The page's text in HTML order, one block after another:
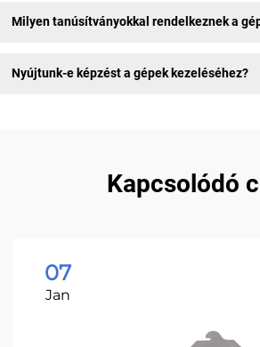
Milyen tanúsítványokkal rendelkeznek a
Nyújtunk-e képzést a gépek kezeléséhez?
Kapcsolódó
07
Jan